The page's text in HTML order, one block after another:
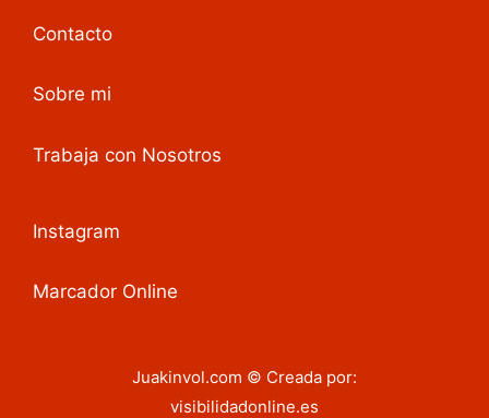
Contacto
Sobre mi
Trabaja con Nosotros
Instagram
Marcador Online
Juakinvol.com © Creada por:
visibilidadonline.es